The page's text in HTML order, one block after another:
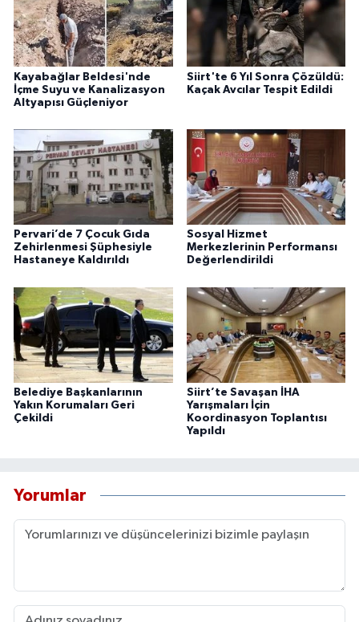
Kayabağlar Beldesi'nde
İçme Suyu ve Kanalizasyon
Altyapısı Güçleniyor
Siirt'te 6 Yıl Sonra Çözüldü:
Kaçak Avcılar Tespit Edildi
Pervari’de 7 Çocuk Gıda
Zehirlenmesi Şüphesiyle
Hastaneye Kaldırıldı
Sosyal Hizmet
Merkezlerinin Performansı
Değerlendirildi
Belediye Başkanlarının
Yakın Korumaları Geri
Çekildi
Siirt’te Savaşan İHA
Yarışmaları İçin
Koordinasyon Toplantısı
Yapıldı
Yorumlar